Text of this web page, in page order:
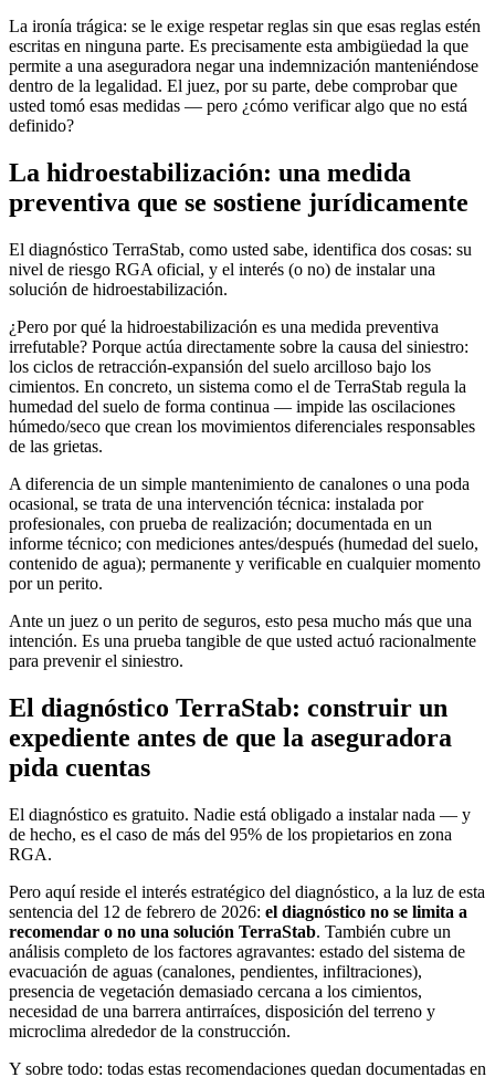
La ironía trágica: se le exige respetar reglas sin que esas reglas estén
escritas en ninguna parte. Es precisamente esta ambigüedad la que
permite a una aseguradora negar una indemnización manteniéndose
dentro de la legalidad. El juez, por su parte, debe comprobar que
usted tomó esas medidas — pero ¿cómo verificar algo que no está
definido?
La hidroestabilización: una medida
preventiva que se sostiene jurídicamente
El diagnóstico TerraStab, como usted sabe, identifica dos cosas: su
nivel de riesgo RGA oficial, y el interés (o no) de instalar una
solución de hidroestabilización.
¿Pero por qué la hidroestabilización es una medida preventiva
irrefutable? Porque actúa directamente sobre la causa del siniestro:
los ciclos de retracción-expansión del suelo arcilloso bajo los
cimientos. En concreto, un sistema como el de TerraStab regula la
humedad del suelo de forma continua — impide las oscilaciones
húmedo/seco que crean los movimientos diferenciales responsables
de las grietas.
A diferencia de un simple mantenimiento de canalones o una poda
ocasional, se trata de una intervención técnica: instalada por
profesionales, con prueba de realización; documentada en un
informe técnico; con mediciones antes/después (humedad del suelo,
contenido de agua); permanente y verificable en cualquier momento
por un perito.
Ante un juez o un perito de seguros, esto pesa mucho más que una
intención. Es una prueba tangible de que usted actuó racionalmente
para prevenir el siniestro.
El diagnóstico TerraStab: construir un
expediente antes de que la aseguradora
pida cuentas
El diagnóstico es gratuito. Nadie está obligado a instalar nada — y
de hecho, es el caso de más del 95% de los propietarios en zona
RGA.
Pero aquí reside el interés estratégico del diagnóstico, a la luz de esta
sentencia del 12 de febrero de 2026: el diagnóstico no se limita a
recomendar o no una solución TerraStab. También cubre un
análisis completo de los factores agravantes: estado del sistema de
evacuación de aguas (canalones, pendientes, infiltraciones),
presencia de vegetación demasiado cercana a los cimientos,
necesidad de una barrera antirraíces, disposición del terreno y
microclima alrededor de la construcción.
Y sobre todo: todas estas recomendaciones quedan documentadas en